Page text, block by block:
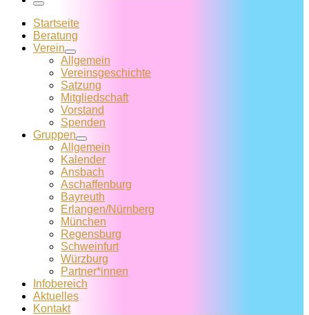
Menü
Startseite
Beratung
Verein
Allgemein
Vereins­geschichte
Satzung
Mitglied­schaft
Vorstand
Spenden
Gruppen
Allgemein
Kalender
Ansbach
Aschaffenburg
Bayreuth
Erlangen/Nürnberg
München
Regensburg
Schweinfurt
Würzburg
Partner*innen
Infobereich
Aktuelles
Kontakt